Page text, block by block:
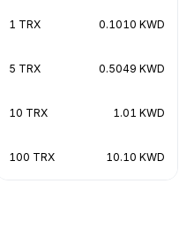
1 TRX 0.1010 KWD
5 TRX 0.5049 KWD
10 TRX 1.01 KWD
100 TRX 10.10 KWD